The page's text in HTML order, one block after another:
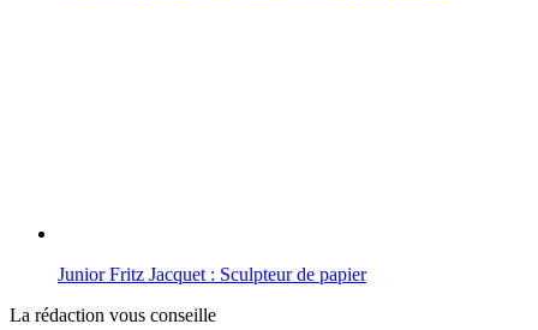
Junior Fritz Jacquet : Sculpteur de papier
La rédaction vous conseille